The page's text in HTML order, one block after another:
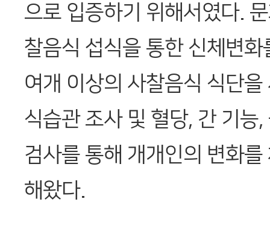
으로 입증하기 위해서였다.
찰음식 섭식을 통한 신체변
여개 이상의 사찰음식 식단
식습관 조사 및 혈당, 간 기능
검사를 통해 개개인의 변화
해왔다.